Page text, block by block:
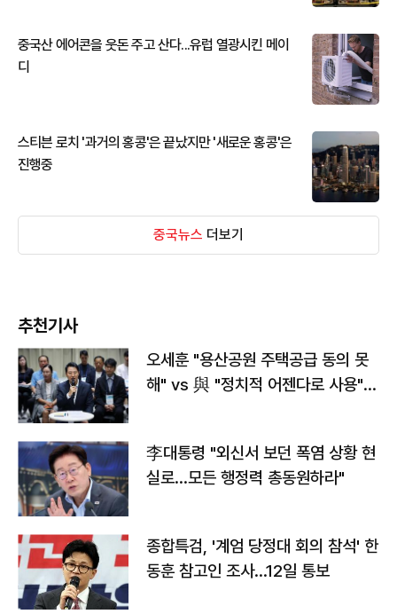
중국산 에어콘을 웃돈 주고 산다...유럽 열광시킨 메이
디
스티븐 로치 '과거의 홍콩'은 끝났지만 '새로운 홍콩'은
진행중
중국뉴스 더보기
추천기사
오세훈 "용산공원 주택공급 동의 못
해" vs 與 "정치적 어젠다로 사용"
李대통령 "외신서 보던 폭염 상황 현
실로…모든 행정력 총동원하라"
종합특검, '계엄 당정대 회의 참석' 한
동훈 참고인 조사...12일 통보